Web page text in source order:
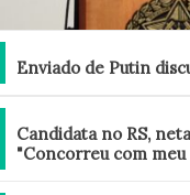
Enviado de Putin
Candidata no RS,
"Concorreu com meu